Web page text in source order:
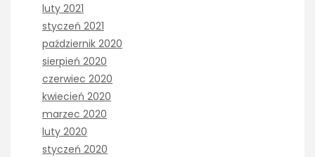
luty 2021
styczeń 2021
październik 2020
sierpień 2020
czerwiec 2020
kwiecień 2020
marzec 2020
luty 2020
styczeń 2020